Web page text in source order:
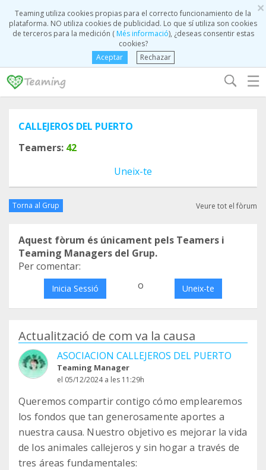
×
Teaming utiliza cookies propias para el correcto funcionamiento de la
plataforma. NO utiliza cookies de publicidad. Lo que sí utiliza son cookies
de terceros para la medición (Més informació), ¿deseas consentir estas
cookies?
Aceptar
Rechazar
☰
CALLEJEROS DEL PUERTO
Teamers: 42
Uneix-te
Torna al Grup Veure tot el fòrum
Aquest fòrum és únicament pels Teamers i
Teaming Managers del Grup.
Per comentar:
Inicia Sessió o Uneix-te
Actualització de com va la causa
ASOCIACION CALLEJEROS DEL PUERTO
Teaming Manager
el 05/12/2024 a les 11:29h
Queremos compartir contigo cómo emplearemos
los fondos que tan generosamente aportes a
nuestra causa. Nuestro objetivo es mejorar la vida
de los animales callejeros y sin hogar a través de
tres áreas fundamentales: